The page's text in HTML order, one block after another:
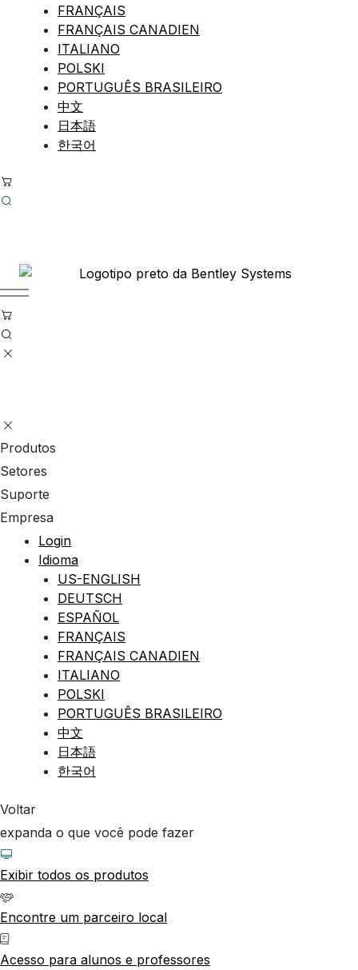
FRANÇAIS
FRANÇAIS CANADIEN
ITALIANO
POLSKI
PORTUGUÊS BRASILEIRO
中文
日本語
한국어
Produtos
Setores
Suporte
Empresa
Login
Idioma
US-ENGLISH
DEUTSCH
ESPAÑOL
FRANÇAIS
FRANÇAIS CANADIEN
ITALIANO
POLSKI
PORTUGUÊS BRASILEIRO
中文
日本語
한국어
Voltar
expanda o que você pode fazer
Exibir todos os produtos
Encontre um parceiro local
Acesso para alunos e professores